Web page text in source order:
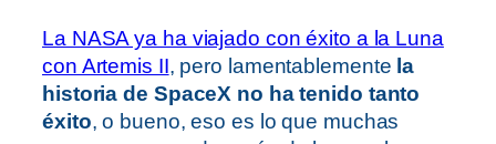
La NASA ya ha viajado con éxito a la Luna
con Artemis II, pero lamentablemente la
historia de SpaceX no ha tenido tanto
éxito, o bueno, eso es lo que muchas